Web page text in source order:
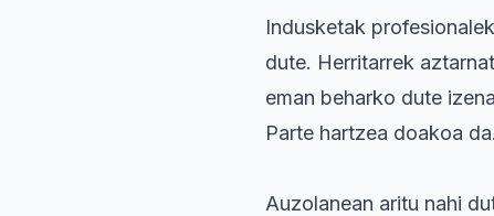
Indusketak
dute. Herritarrek
eman beharko dute izena
Parte hartzea doakoa da.
Auzolanean aritu nahi